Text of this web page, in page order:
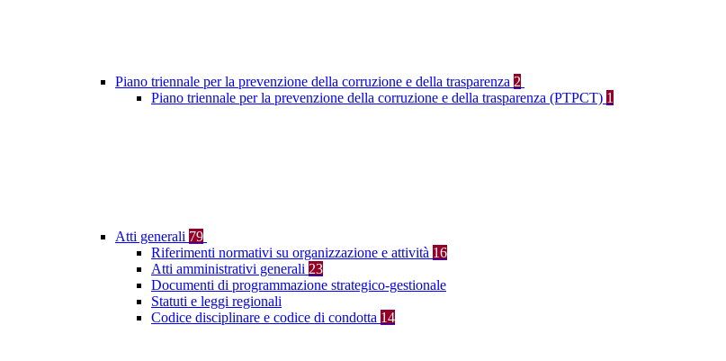
Piano triennale per la prevenzione della corruzione e della trasparenza 2
Piano triennale per la prevenzione della corruzione e della trasparenza (PTPCT) 1
Atti generali 79
Riferimenti normativi su organizzazione e attività 16
Atti amministrativi generali 23
Documenti di programmazione strategico-gestionale
Statuti e leggi regionali
Codice disciplinare e codice di condotta 14